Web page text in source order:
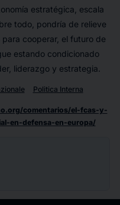
estratégica, escala
todo, pondría de relieve
cooperar, el futuro de
estando condicionado
liderazgo y estrategia.
Politica Interna
comentarios/el-fcas-y-
en-defensa-en-europa/